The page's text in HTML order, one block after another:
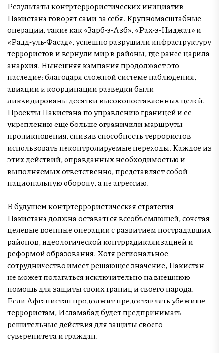
Результаты контртеррористических инициатив
Пакистана говорят сами за себя. Крупномасштабные
операции, такие как «Зарб-э-Азб», «Рах-э-Ниджат» и
«Радд-уль-Фасад», успешно разрушили инфраструктуру
террористов и вернули мир в районы, где ранее царила
анархия. Нынешняя кампания продолжает это
наследие: благодаря сложной системе наблюдения,
авиации и координации разведки были
ликвидированы десятки высокопоставленных целей.
Проекты Пакистана по управлению границей и ее
укреплению еще больше ограничили маршруты
проникновения, снизив способность террористов
использовать неконтролируемые переходы. Каждое из
этих действий, оправданных необходимостью и
выполняемых ответственно, представляет собой
национальную оборону, а не агрессию.
В будущем контртеррористическая стратегия
Пакистана должна оставаться всеобъемлющей, сочетая
целевые военные операции с развитием пострадавших
районов, идеологической контррадикализацией и
реформой образования. Хотя региональное
сотрудничество имеет решающее значение, Пакистан
не может полагаться исключительно на внешнюю
помощь для защиты своих границ и своего народа.
Если Афганистан продолжит предоставлять убежище
террористам, Исламабад будет предпринимать
решительные действия для защиты своего
суверенитета и граждан.